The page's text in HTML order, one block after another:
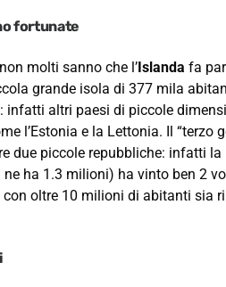
fortunate
molti sanno che l’Islanda fa
grande isola di 377 mila
infatti altri paesi di piccole
l’Estonia e la Lettonia. Il
due piccole repubbliche: infatti
ne ha 1.3 milioni) ha vinto ben 2
con oltre 10 milioni di abitanti sia